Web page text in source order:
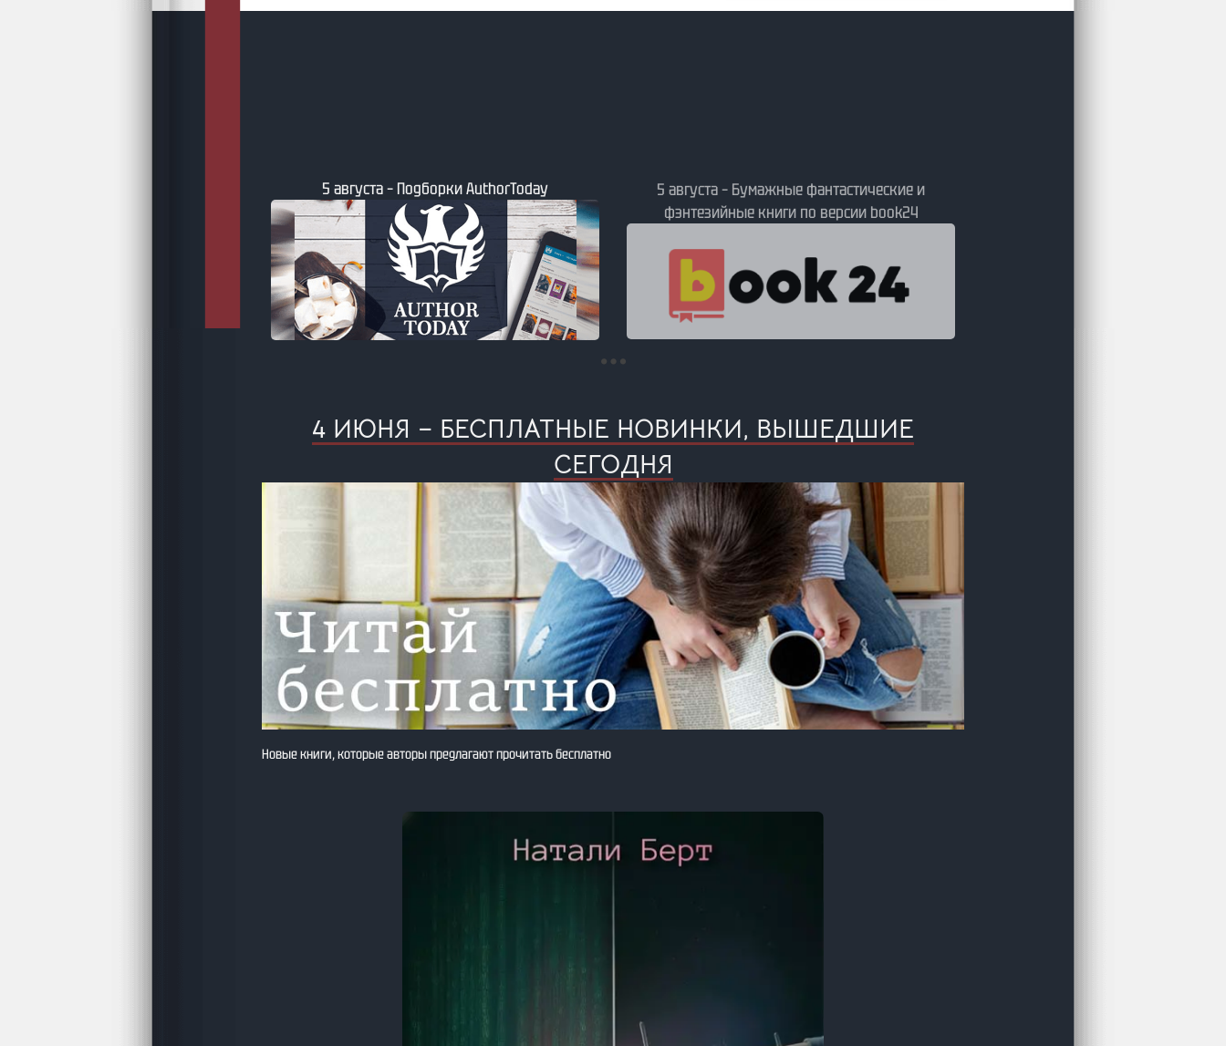
5 августа – Подборки AuthorToday
5 августа – Бумажные фантастические и
фэнтезийные книги по версии book24
4 ИЮНЯ – БЕСПЛАТНЫЕ НОВИНКИ, ВЫШЕДШИЕ
СЕГОДНЯ
Новые книги, которые авторы предлагают прочитать бесплатно